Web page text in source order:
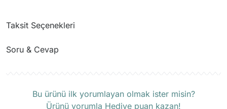
Taksit Seçenekleri
Soru & Cevap
Bu ürünü ilk yorumlayan olmak ister misin?
Ürünü yorumla Hediye puan kazan!